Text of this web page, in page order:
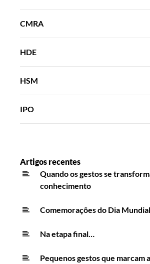
CMRA
HDE
HSM
IPO
Artigos recentes
Quando os gestos se
conhecimento
Comemorações do Dia
Na etapa final…
Pequenos gestos que marcam